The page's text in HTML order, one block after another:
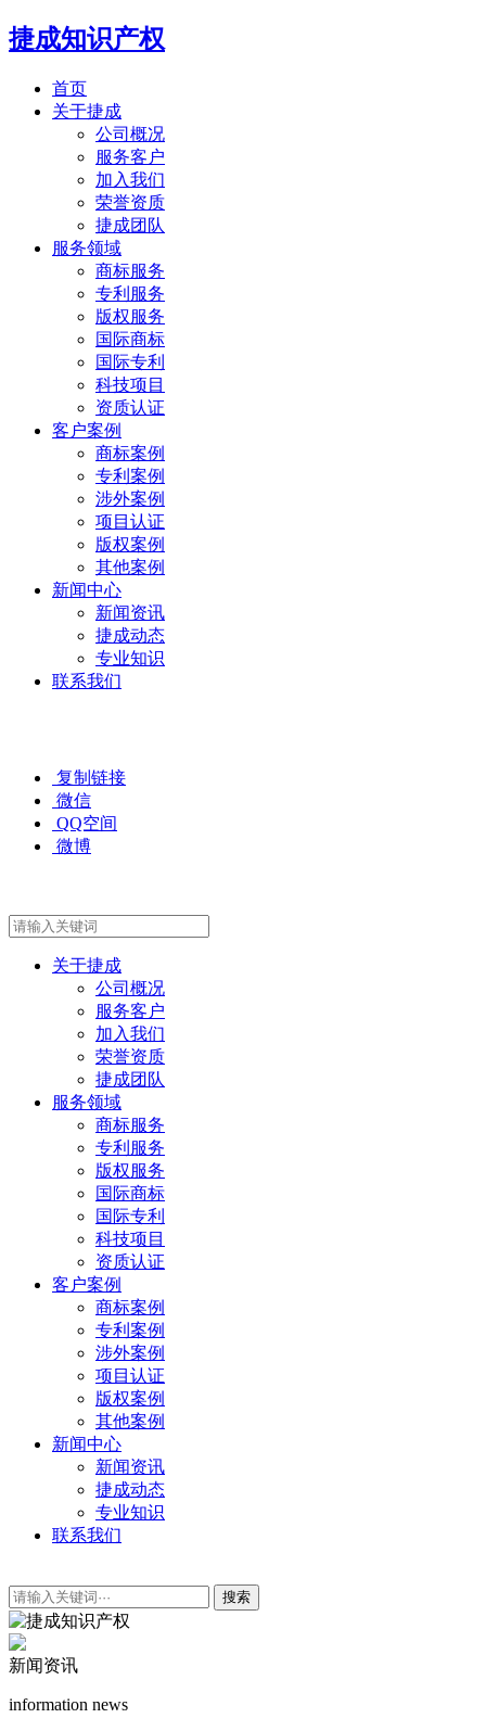
捷成知识产权
首页
关于捷成
公司概况
服务客户
加入我们
荣誉资质
捷成团队
服务领域
商标服务
专利服务
版权服务
国际商标
国际专利
科技项目
资质认证
客户案例
商标案例
专利案例
涉外案例
项目认证
版权案例
其他案例
新闻中心
新闻资讯
捷成动态
专业知识
联系我们
复制链接
微信
QQ空间
微博
关于捷成
公司概况
服务客户
加入我们
荣誉资质
捷成团队
服务领域
商标服务
专利服务
版权服务
国际商标
国际专利
科技项目
资质认证
客户案例
商标案例
专利案例
涉外案例
项目认证
版权案例
其他案例
新闻中心
新闻资讯
捷成动态
专业知识
联系我们
搜索
新闻资讯
information news